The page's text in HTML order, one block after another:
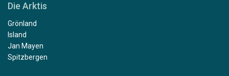
Die Arktis
Grönland
Island
Jan Mayen
Spitzbergen